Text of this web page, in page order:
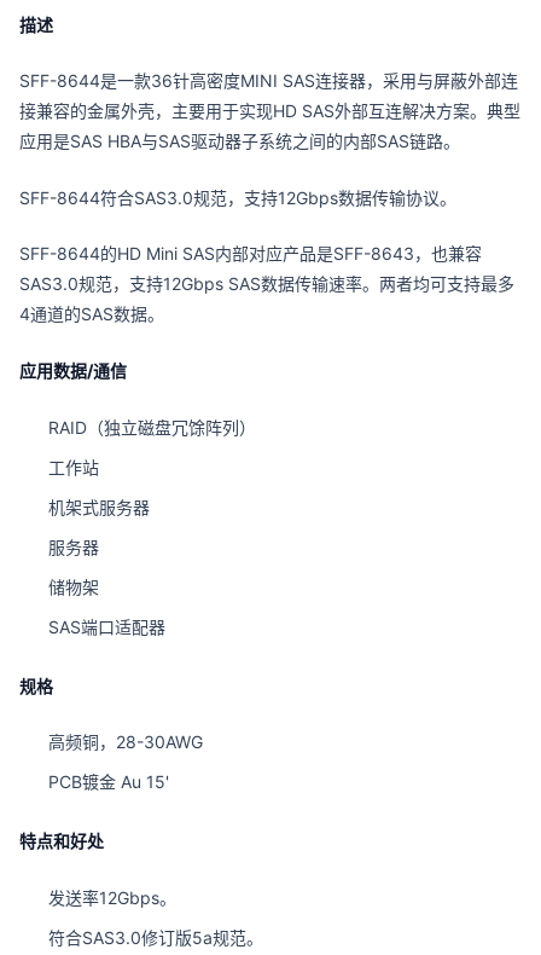
描述
SFF-8644是一款36针高密度MINI SAS连接器，采用与屏蔽外部连
接兼容的金属外壳，主要用于实现HD SAS外部互连解决方案。典型
应用是SAS HBA与SAS驱动器子系统之间的内部SAS链路。
SFF-8644符合SAS3.0规范，支持12Gbps数据传输协议。
SFF-8644的HD Mini SAS内部对应产品是SFF-8643，也兼容
SAS3.0规范，支持12Gbps SAS数据传输速率。两者均可支持最多
4通道的SAS数据。
应用数据/通信
RAID（独立磁盘冗馀阵列）
工作站
机架式服务器
服务器
储物架
SAS端口适配器
规格
高频铜，28-30AWG
PCB镀金 Au 15'
特点和好处
发送率12Gbps。
符合SAS3.0修订版5a规范。